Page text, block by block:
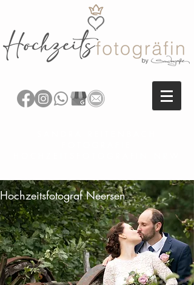
Hochzeitsfotograf Neersen